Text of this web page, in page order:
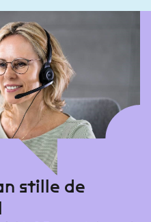
(top-up)
stille de